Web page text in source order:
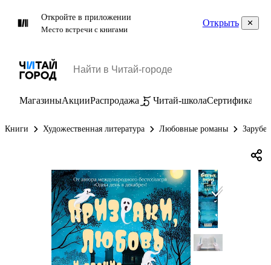
Откройте в приложении
Место встречи с книгами
Открыть
МагазиныАкцииРаспродажа Читай-школаСертификаты
Книги Художественная литература Любовные романы